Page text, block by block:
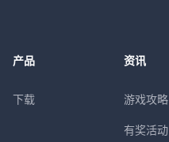
产品
下载
资讯
游戏攻略
有奖活动